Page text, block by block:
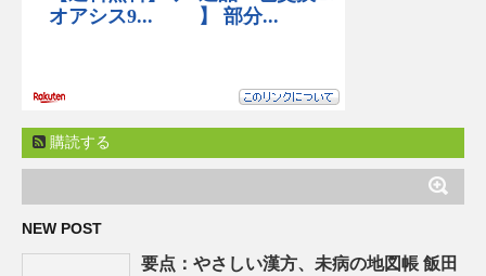
購読する
NEW POST
要点：やさしい漢方、未病の地図帳 飯田